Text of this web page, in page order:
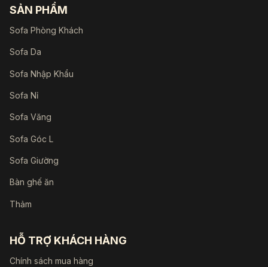
SẢN PHẨM
Sofa Phòng Khách
Sofa Da
Sofa Nhập Khẩu
Sofa Nỉ
Sofa Văng
Sofa Góc L
Sofa Giường
Bàn ghế ăn
Thảm
HỖ TRỢ KHÁCH HÀNG
Chính sách mua hàng